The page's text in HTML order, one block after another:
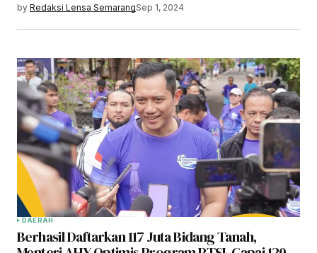
by Redaksi Lensa SemarangSep 1, 2024
DAERAH
Berhasil Daftarkan 117 Juta Bidang Tanah,